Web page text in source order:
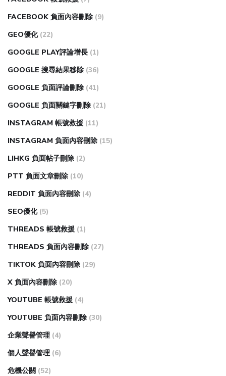
FACEBOOK 負面內容刪除 (9)
GEO優化 (22)
GOOGLE PLAY評論增長 (1)
GOOGLE 搜尋結果移除 (36)
GOOGLE 負面評論刪除 (41)
GOOGLE 負面關鍵字刪除 (21)
INSTAGRAM 帳號救援 (11)
INSTAGRAM 負面內容刪除 (15)
LIHKG 負面帖子刪除 (2)
PTT 負面文章刪除 (10)
REDDIT 負面內容刪除 (4)
SEO優化 (5)
THREADS 帳號救援 (1)
THREADS 負面內容刪除 (27)
TIKTOK 負面內容刪除 (29)
X 負面內容刪除 (20)
YOUTUBE 帳號救援 (4)
YOUTUBE 負面內容刪除 (30)
企業聲譽管理 (4)
個人聲譽管理 (6)
危機公關 (52)